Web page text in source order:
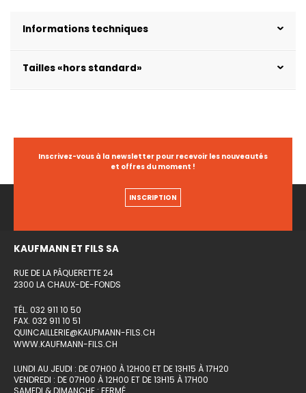
Informations techniques
Tailles «hors standard»
Inscrivez-vous à la newsletter pour recevoir les nouveautés
et offres du moment !
INSCRIPTION
KAUFMANN ET FILS SA
RUE DE LA PÂQUERETTE 24
2300 LA CHAUX-DE-FONDS
TÉL. 032 911 10 50
FAX. 032 911 10 51
QUINCAILLERIE@KAUFMANN-FILS.CH
WWW.KAUFMANN-FILS.CH
LUNDI AU JEUDI : DE 07H00 À 12H00 ET DE 13H15 À 17H20
VENDREDI : DE 07H00 À 12H00 ET DE 13H15 À 17H00
SAMEDI & DIMANCHE : FERMÉ